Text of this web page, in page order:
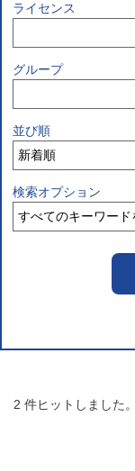
ライセンス
グループ
並び順
検索オプション
2 件ヒットしました。